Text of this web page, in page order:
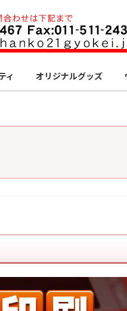
ィ オリジナルグッズ